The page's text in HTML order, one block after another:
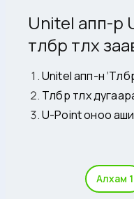
Unitel апп-р
төлбөр төлөх
Unitel апп-н
Төлбөр төлөх
U-Point оноо
Алхам 1